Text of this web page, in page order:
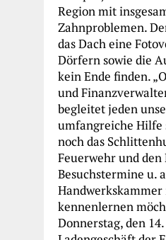
Region mit
Zahnproblemen.
das Dach eine
Dörfern sowie die
kein Ende finden.
und
begleitet jeden
umfangreiche Hilfe
noch das
Feuerwehr und
Besuchstermine u.
kennenlernen
Donnerstag, den